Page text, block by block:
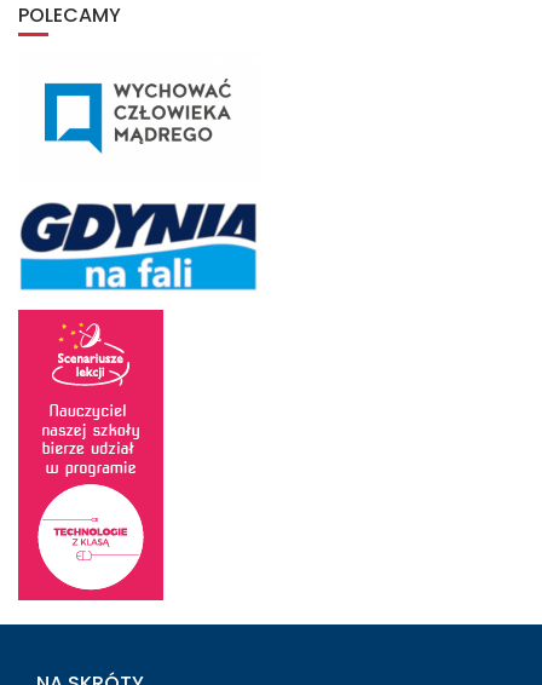
POLECAMY